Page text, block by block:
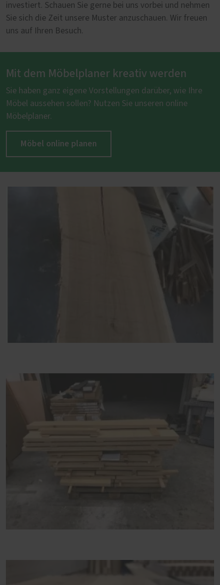
investiert. Schauen Sie gerne bei uns vorbei und nehmen
Sie sich die Zeit unsere Muster anzuschauen. Wir freuen
uns auf Ihren Besuch.
Mit dem Möbelplaner kreativ werden
Sie haben ganz eigene Vorstellungen darüber, wie Ihre
Möbel aussehen sollen? Nutzen Sie unseren online
Möbelplaner.
Möbel online planen